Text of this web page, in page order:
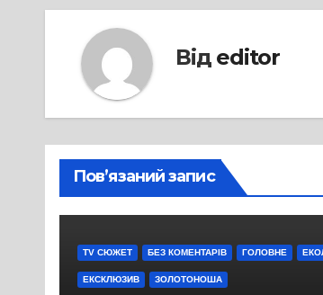
Від editor
Пов’язаний запис
TV СЮЖЕТ БЕЗ КОМЕНТАРІВ ГОЛОВНЕ
ЕКСКЛЮЗИВ ЗОЛОТОНОША